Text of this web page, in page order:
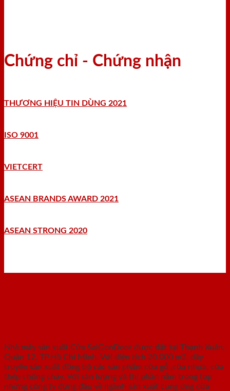
Chứng chỉ - Chứng nhận
THƯƠNG HIỆU TIN DÙNG 2021
ISO 9001
VIETCERT
ASEAN BRANDS AWARD 2021
ASEAN STRONG 2020
Nhà máy sản xuất Cửa SaiGonDoor được đặt tại Thạnh Xuân,
Quận 12, TP.Hồ Chí Minh. Với diện tích 20.000 m2, dây
truyền sản xuất đồng bộ các sản phẩm cửa gỗ ,cửa nhựa, cửa
thép chống cháy. Với sản lượng và thị phần nằm trong top
những công ty đứng đầu về ngành sản xuất cung ứng cửa